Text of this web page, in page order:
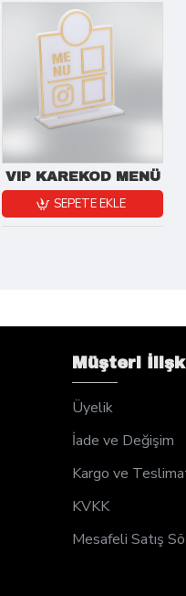
VIP KAREKOD MENÜ
SEPETE EKLE
Müşteri
Üyelik
İade ve Değişim
Kargo ve
KVKK
Mesafeli Satış